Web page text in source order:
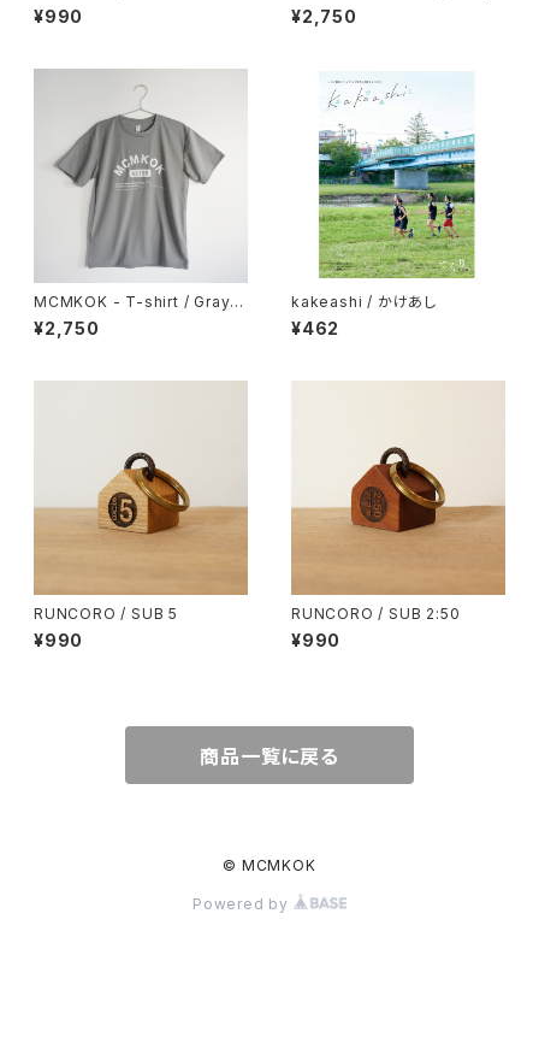
¥990 ¥2,750
MCMKOK - T-shirt / Gray D
ry
¥2,750
kakeashi / かけあし
¥462
RUNCORO / SUB 5
¥990
RUNCORO / SUB 2:50
¥990
商品一覧に戻る
© MCMKOK
Powered by